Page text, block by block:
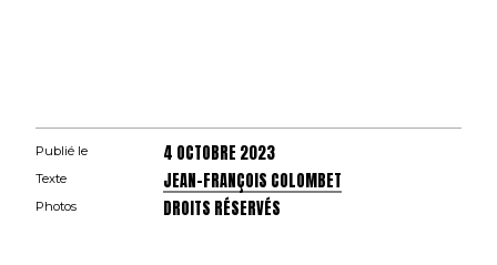
Publié le 4 OCTOBRE 2023
Texte JEAN-FRANÇOIS COLOMBET
Photos DROITS RÉSERVÉS